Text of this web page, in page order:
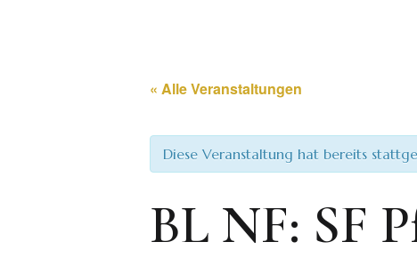
« Alle Veranstaltungen
Diese Veranstaltung hat bereits
BL NF: SF